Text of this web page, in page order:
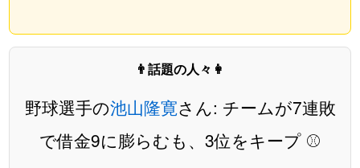
👨話題の人々👩
野球選手の池山隆寛さん: チームが7連敗
で借金9に膨らむも、3位をキープ ⚾️